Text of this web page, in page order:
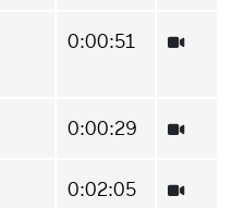
0:00:51
0:00:29
0:02:05